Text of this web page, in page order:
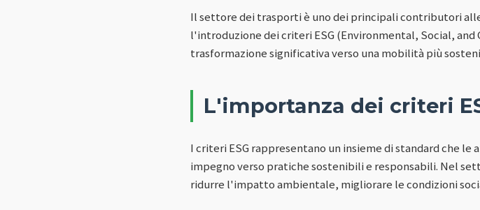
Il settore dei trasporti è uno dei principali contributori
l'introduzione dei criteri ESG (Environmental, Social, and
trasformazione significativa verso una mobilità più
L'importanza dei criteri
I criteri ESG rappresentano un insieme di standard che
impegno verso pratiche sostenibili e responsabili. Nel
ridurre l'impatto ambientale, migliorare le condizioni